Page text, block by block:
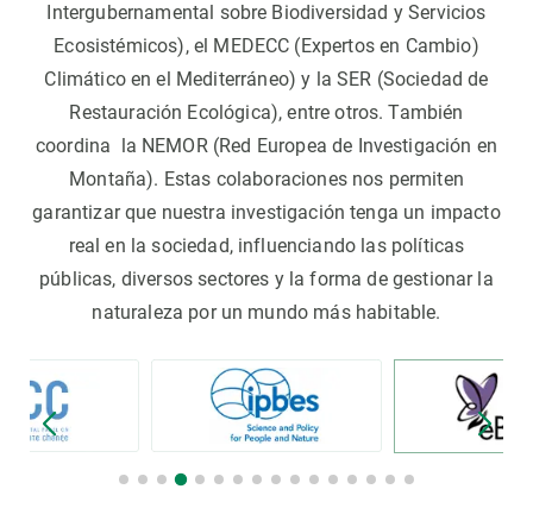
Intergubernamental sobre Biodiversidad y Servicios
Ecosistémicos), el MEDECC (Expertos en Cambio)
Climático en el Mediterráneo) y la SER (Sociedad de
Restauración Ecológica), entre otros. También
coordina la NEMOR (Red Europea de Investigación en
Montaña). Estas colaboraciones nos permiten
garantizar que nuestra investigación tenga un impacto
real en la sociedad, influenciando las políticas
públicas, diversos sectores y la forma de gestionar la
naturaleza por un mundo más habitable.